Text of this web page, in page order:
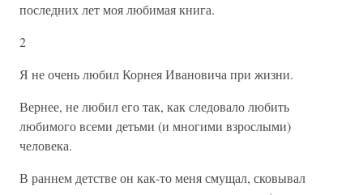
последних лет моя любимая книга.
2
Я не очень любил Корнея Ивановича при жизни.
Вернее, не любил его так, как следовало любить
любимого всеми детьми (и многими взрослыми)
человека.
В раннем детстве он как-то меня смущал, сковывал